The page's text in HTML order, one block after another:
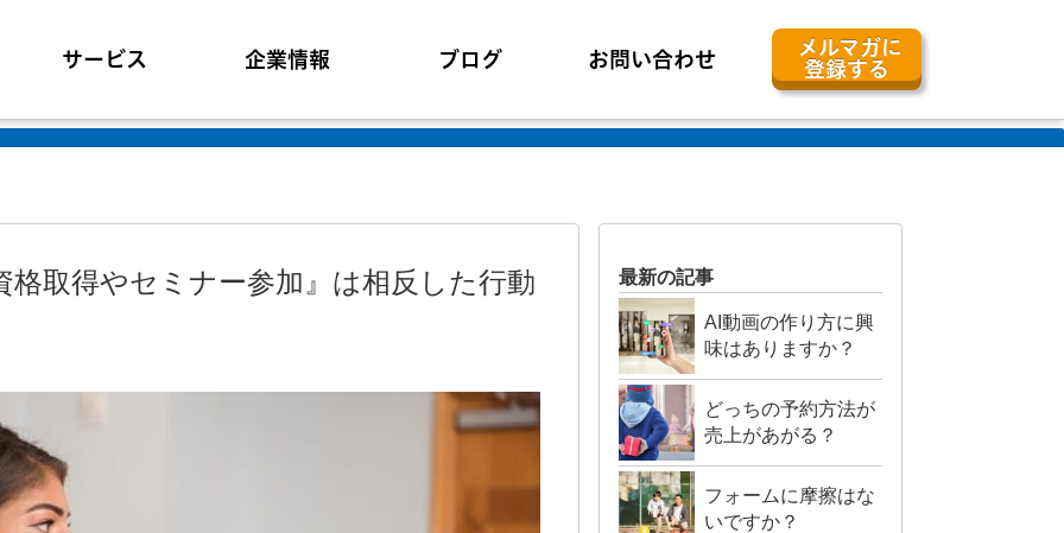
サービス 企業情報 ブログ お問い合わせ メルマガに
登録する
格取得やセミナー参加』は相反した行動 最新の記事
AI動画の作り方に興
味はありますか？
どっちの予約方法が
売上があがる？
フォームに摩擦はな
いですか？